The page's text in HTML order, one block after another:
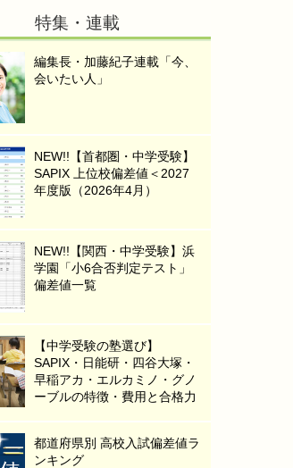
特集・連載
編集長・加藤紀子連載「今、
会いたい人」
NEW!!【首都圏・中学受験】
SAPIX 上位校偏差値＜2027
年度版（2026年4月）
NEW!!【関西・中学受験】浜
学園「小6合否判定テスト」
偏差値一覧
【中学受験の塾選び】
SAPIX・日能研・四谷大塚・
早稲アカ・エルカミノ・グノ
ーブルの特徴・費用と合格力
都道府県別 高校入試偏差値ラ
ンキング